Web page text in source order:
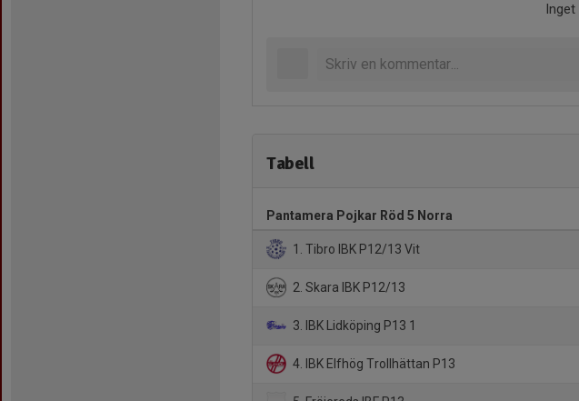
Tabell
Pantamera Pojkar Röd 5 Norra
1. Tibro IBK P12/13 Vit
2. Skara IBK P12/13
3. IBK Lidköping P13 1
4. IBK Elfhög Trollhättan P13